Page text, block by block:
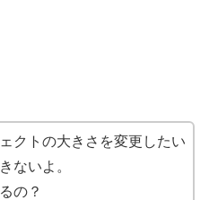
クトの大きさを変更したい
ないよ。
の？